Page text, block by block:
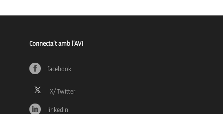
Connecta’t amb l’AVI
facebook
linkedin